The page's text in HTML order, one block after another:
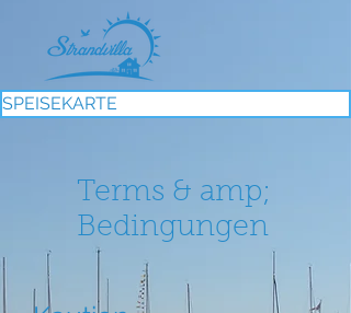
SPEISEKARTE
Terms & amp;
Bedingungen